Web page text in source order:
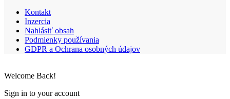
Kontakt
Inzercia
Nahlásiť obsah
Podmienky používania
GDPR a Ochrana osobných údajov
Welcome Back!
Sign in to your account